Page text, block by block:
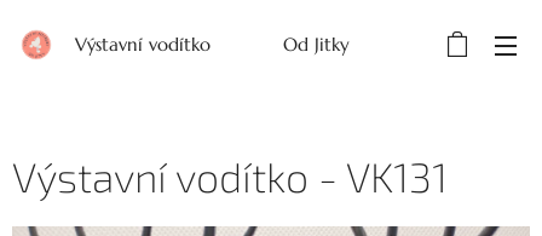
Výstavní vodítko Od Jitky
Výstavní vodítko - VK131